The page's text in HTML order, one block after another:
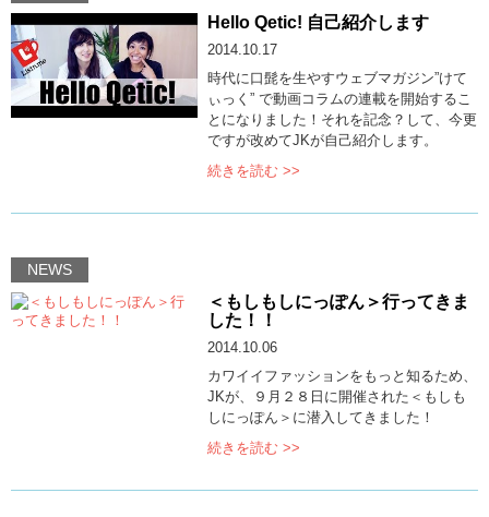
Hello Qetic! 自己紹介します
2014.10.17
時代に口髭を生やすウェブマガジン”けて
ぃっく” で動画コラムの連載を開始するこ
とになりました！それを記念？して、今更
ですが改めてJKが自己紹介します。
続きを読む >>
NEWS
＜もしもしにっぽん＞行ってきま
した！！
2014.10.06
カワイイファッションをもっと知るため、
JKが、９月２８日に開催された＜もしも
しにっぽん＞に潜入してきました！
続きを読む >>